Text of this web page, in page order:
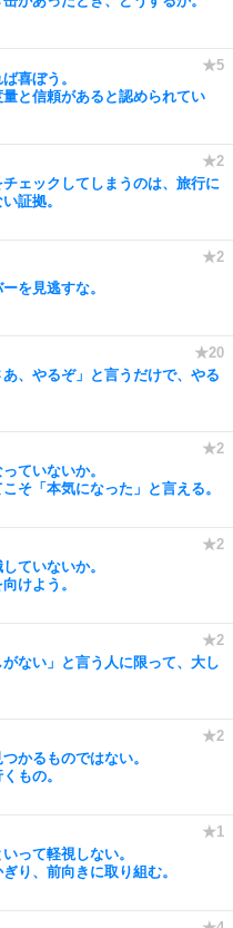
喜ぼう。
と信頼があると認められてい
ェックしてしまうのは、旅行に
証拠。
を見逃すな。
、やるぞ」と言うだけで、やる
ていないか。
そ「本気になった」と言える。
ていないか。
けよう。
がない」と言う人に限って、大し
かるものではない。
もの。
って軽視しない。
り、前向きに取り組む。